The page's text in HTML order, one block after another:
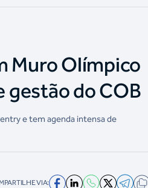
Muro Olímpico
gestão do COB
e tem agenda intensa de
VIA: